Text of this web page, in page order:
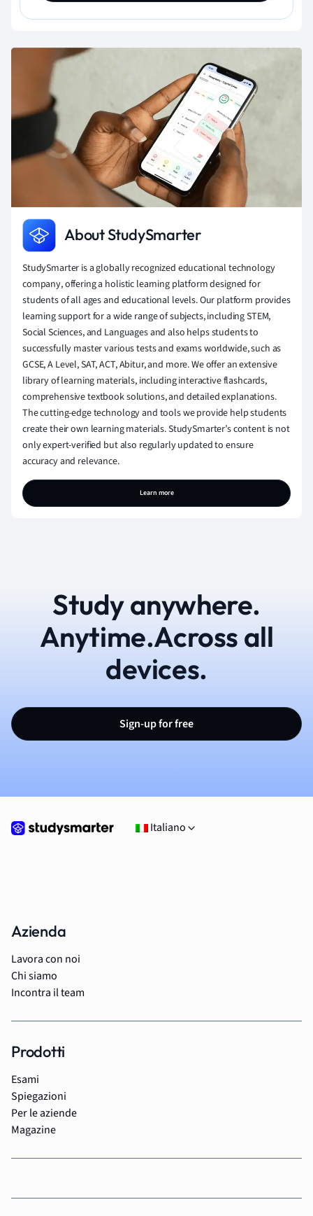
About StudySmarter
StudySmarter is a globally recognized educational technology
company, offering a holistic learning platform designed for
students of all ages and educational levels. Our platform provides
learning support for a wide range of subjects, including STEM,
Social Sciences, and Languages and also helps students to
successfully master various tests and exams worldwide, such as
GCSE, A Level, SAT, ACT, Abitur, and more. We offer an extensive
library of learning materials, including interactive flashcards,
comprehensive textbook solutions, and detailed explanations.
The cutting-edge technology and tools we provide help students
create their own learning materials. StudySmarter’s content is not
only expert-verified but also regularly updated to ensure
accuracy and relevance.
Learn more
Study anywhere.
Anytime.Across all
devices.
Sign-up for free
Italiano
Azienda
Lavora con noi
Chi siamo
Incontra il team
Prodotti
Esami
Spiegazioni
Per le aziende
Magazine